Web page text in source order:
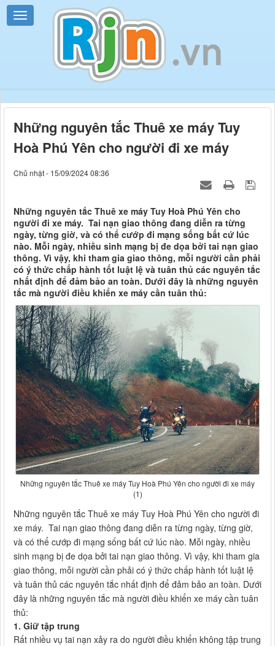
Những nguyên tắc Thuê xe máy Tuy
Hoà Phú Yên cho người đi xe máy
Chủ nhật - 15/09/2024 08:36
Những nguyên tắc Thuê xe máy Tuy Hoà Phú Yên cho
người đi xe máy. Tai nạn giao thông đang diễn ra từng
ngày, từng giờ, và có thể cướp đi mạng sống bất cứ lúc
nào. Mỗi ngày, nhiều sinh mạng bị đe dọa bởi tai nạn giao
thông. Vì vậy, khi tham gia giao thông, mỗi người cần phải
có ý thức chấp hành tốt luật lệ và tuân thủ các nguyên tắc
nhất định để đảm bảo an toàn. Dưới đây là những nguyên
tắc mà người điều khiển xe máy cần tuân thủ:
Những nguyên tắc Thuê xe máy Tuy Hoà Phú Yên cho người đi xe máy
(1)
Những nguyên tắc Thuê xe máy Tuy Hoà Phú Yên cho người đi
xe máy. Tai nạn giao thông đang diễn ra từng ngày, từng giờ,
và có thể cướp đi mạng sống bất cứ lúc nào. Mỗi ngày, nhiều
sinh mạng bị đe dọa bởi tai nạn giao thông. Vì vậy, khi tham gia
giao thông, mỗi người cần phải có ý thức chấp hành tốt luật lệ
và tuân thủ các nguyên tắc nhất định để đảm bảo an toàn. Dưới
đây là những nguyên tắc mà người điều khiển xe máy cần tuân
thủ:
1. Giữ tập trung
Rất nhiều vụ tai nạn xảy ra do người điều khiển không tập trung